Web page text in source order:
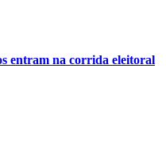
entram na corrida eleitoral